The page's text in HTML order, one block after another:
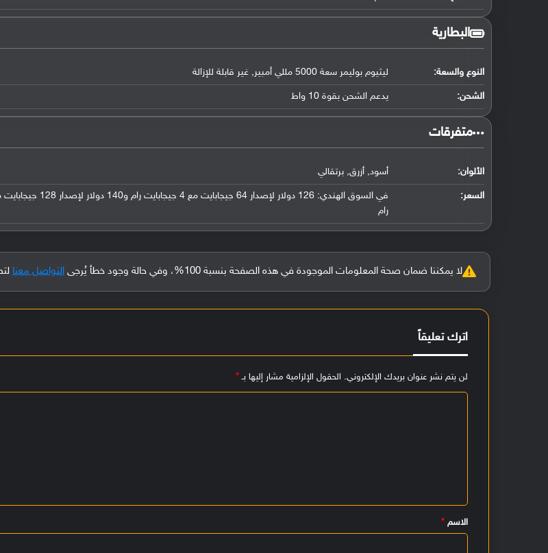
البطارية
النوع والسعة: ليثيوم بوليمر سعة 5000 مللي أمبير, غير قابلة للإزالة
الشحن: يدعم الشحن بقوة 10 واط
‏متفرقات‏
الألوان: أسود, أزرق, برتقالي
السعر:
رام
لا يمكننا ضمان صحة المعلومات الموجودة في هذه الصفحة بنسبة 100%، وفي حالة وجود خطأ يُرجى التواصل معنا
اترك تعليقاً
لن يتم نشر عنوان بريدك الإلكتروني. الحقول الإلزامية مشار إليها بـ*
الاسم*